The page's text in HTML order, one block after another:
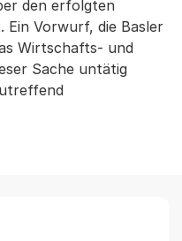
den erfolgten
Ein Vorwurf, die Basler
Wirtschafts- und
Sache untätig